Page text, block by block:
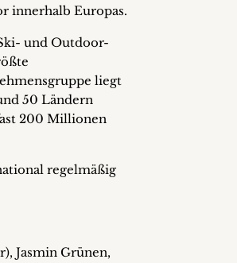
innerhalb Europas.
und Outdoor-
liegt
50 Ländern
200 Millionen
regelmäßig
Jasmin Grünen,